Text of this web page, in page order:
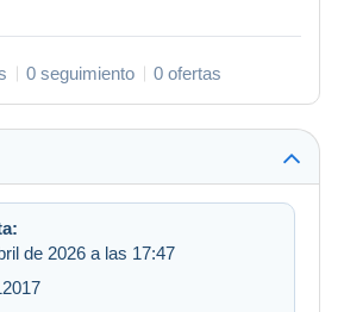
0 seguimiento 0 ofertas
de 2026 a las 17:47